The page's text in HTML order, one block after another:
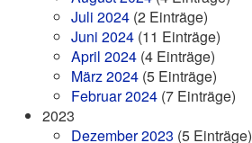
Juli 2024 (2 Einträge)
Juni 2024 (11 Einträge)
April 2024 (4 Einträge)
März 2024 (5 Einträge)
Februar 2024 (7 Einträge)
2023
Dezember 2023 (5 Einträge)